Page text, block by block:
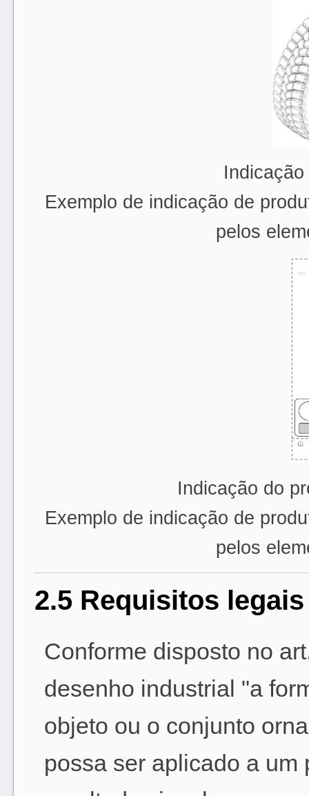
Exemplo de indicação de
pelos
Indicação do
Exemplo de indicação de
pelos
2.5 Requisitos legais
Conforme disposto no
desenho industrial "a
objeto ou o conjunto
possa ser aplicado a